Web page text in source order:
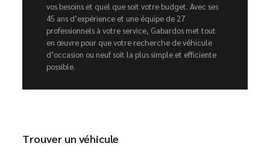
vos besoins et quel que soit votre budget. Avec ses
45 ans d’expérience et une équipe de 27
professionnels à votre service, Gabardos met tout
en œuvre pour que votre recherche de véhicule
d’occasion ou neuf soit la plus simple et efficiente
possible.
Trouver un véhicule